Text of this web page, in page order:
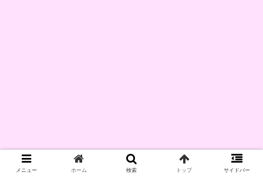
メニュー ホーム 検索 トップ サイドバー